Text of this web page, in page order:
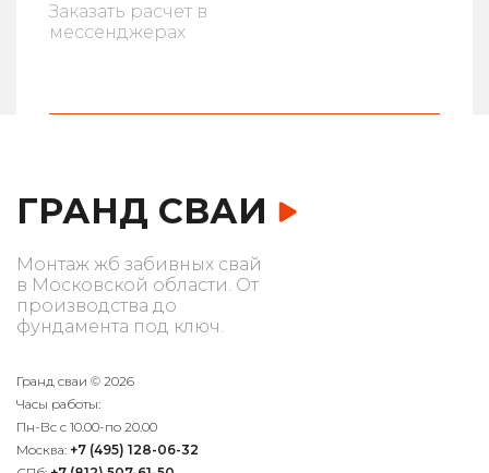
Заказать расчет в
мессенджерах
ГРАНД СВАИ
Монтаж жб забивных свай
в Московской области. От
производства до
фундамента под ключ.
Гранд сваи © 2026
Часы работы:
Пн-Вс с 10.00-по 20.00
Москва: +7 (495) 128-06-32